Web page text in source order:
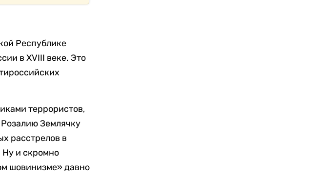
Республике
в XVIII веке. Это
террористов,
Землячку
расстрелов в
и скромно
шовинизме» давно